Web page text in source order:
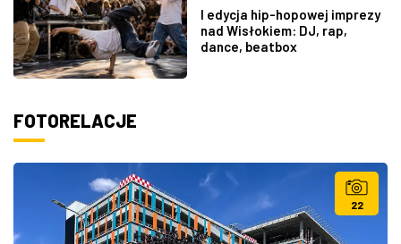
I edycja hip-hopowej imprezy
nad Wisłokiem: DJ, rap,
dance, beatbox
FOTORELACJE
22